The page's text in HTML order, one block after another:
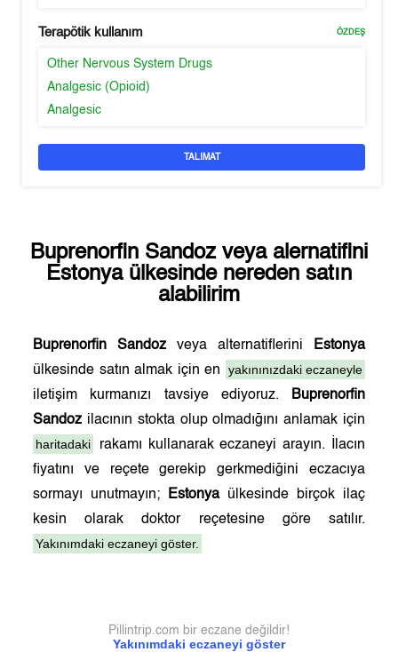
Terapötik kullanım ÖZDEŞ
Other Nervous System Drugs
Analgesic (Opioid)
Analgesic
TALIMAT
Buprenorfin Sandozveya alernatifini
Estonyaülkesinde nereden satın
alabilirim
Buprenorfin Sandoz veya alternatiflerini
Estonya
ülkesinde satın almak için en
yakınınızdaki eczaneyle
iletişim kurmanızı tavsiye ediyoruz.
Buprenorfin
Sandoz ilacının stokta olup olmadığını anlamak için
haritadaki
rakamı kullanarak eczaneyi arayın. İlacın
fiyatını ve reçete gerekip gerkmediğini eczacıya
sormayı unutmayın;
Estonyaülkesinde birçok ilaç
kesin olarak doktor reçetesine göre satılır.
Yakınımdaki eczaneyi göster.
Yakınımdaki eczaneyi göster
Pillintrip.com bir eczane değildir!